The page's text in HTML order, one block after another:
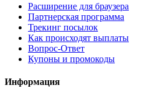
Расширение для браузера
Партнерская программа
Трекинг посылок
Как происходят выплаты
Вопрос-Ответ
Купоны и промокоды
Информация